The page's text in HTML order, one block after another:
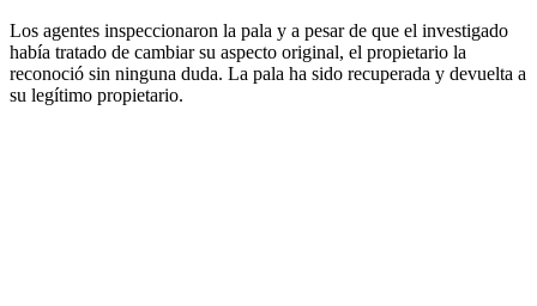
Los agentes inspeccionaron la pala y a pesar de que el investigado
había tratado de cambiar su aspecto original, el propietario la
reconoció sin ninguna duda. La pala ha sido recuperada y devuelta a
su legítimo propietario.